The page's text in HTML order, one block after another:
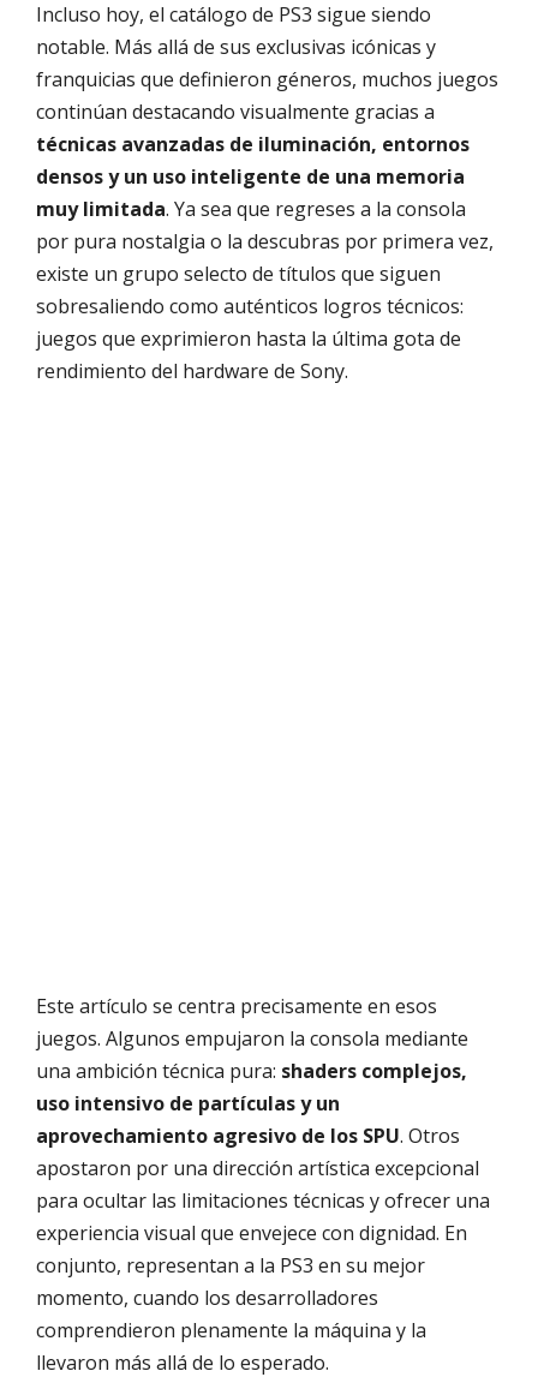
Incluso hoy, el catálogo de PS3 sigue siendo
notable. Más allá de sus exclusivas icónicas y
franquicias que definieron géneros, muchos juegos
continúan destacando visualmente gracias a
técnicas avanzadas de iluminación, entornos
densos y un uso inteligente de una memoria
muy limitada. Ya sea que regreses a la consola
por pura nostalgia o la descubras por primera vez,
existe un grupo selecto de títulos que siguen
sobresaliendo como auténticos logros técnicos:
juegos que exprimieron hasta la última gota de
rendimiento del hardware de Sony.
Este artículo se centra precisamente en esos
juegos. Algunos empujaron la consola mediante
una ambición técnica pura: shaders complejos,
uso intensivo de partículas y un
aprovechamiento agresivo de los SPU. Otros
apostaron por una dirección artística excepcional
para ocultar las limitaciones técnicas y ofrecer una
experiencia visual que envejece con dignidad. En
conjunto, representan a la PS3 en su mejor
momento, cuando los desarrolladores
comprendieron plenamente la máquina y la
llevaron más allá de lo esperado.